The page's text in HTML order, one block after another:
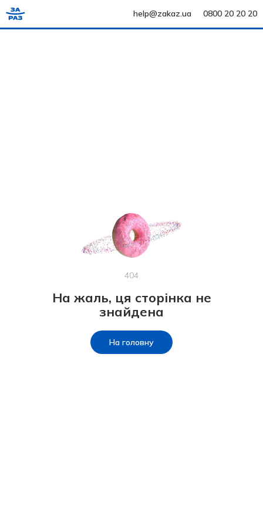
help@zakaz.ua 0800 20 20 20
404
На жаль, ця сторінка не
знайдена
На головну